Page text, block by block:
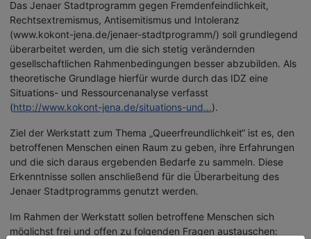
Das Jenaer Stadtprogramm gegen Fremdenfeindlichkeit,
Rechtsextremismus, Antisemitismus und Intoleranz
(www.kokont-jena.de/jenaer-stadtprogramm/) soll grundlegend
überarbeitet werden, um die sich stetig verändernden
gesellschaftlichen Rahmenbedingungen besser abzubilden. Als
theoretische Grundlage hierfür wurde durch das IDZ eine
Situations- und Ressourcenanalyse verfasst
(http://www.kokont-jena.de/situations-und...).
Ziel der Werkstatt zum Thema „Queerfreundlichkeit“ ist es, den
betroffenen Menschen einen Raum zu geben, ihre Erfahrungen
und die sich daraus ergebenden Bedarfe zu sammeln. Diese
Erkenntnisse sollen anschließend für die Überarbeitung des
Jenaer Stadtprogramms genutzt werden.
Im Rahmen der Werkstatt sollen betroffene Menschen sich
möglichst frei und offen zu folgenden Fragen austauschen: